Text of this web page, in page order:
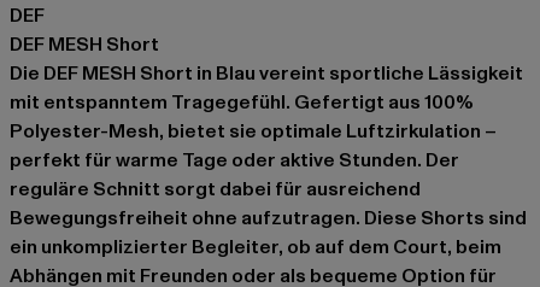
DEF
DEF MESH Short
Die DEF MESH Short in Blau vereint sportliche Lässigkeit
mit entspanntem Tragegefühl. Gefertigt aus 100%
Polyester-Mesh, bietet sie optimale Luftzirkulation –
perfekt für warme Tage oder aktive Stunden. Der
reguläre Schnitt sorgt dabei für ausreichend
Bewegungsfreiheit ohne aufzutragen. Diese Shorts sind
ein unkomplizierter Begleiter, ob auf dem Court, beim
Abhängen mit Freunden oder als bequeme Option für